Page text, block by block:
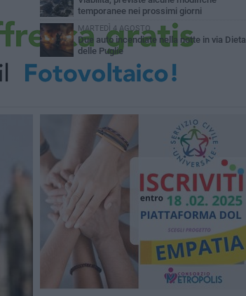
temporanee nei prossimi giorni
MARTEDÌ 4 AGOSTO
Due auto incendiate nella notte in via Dieta
delle Puglie